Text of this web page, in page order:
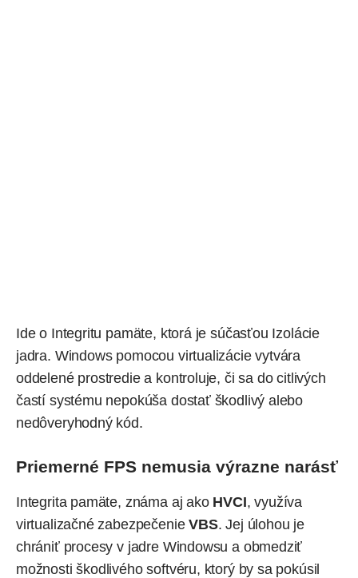
Ide o Integritu pamäte, ktorá je súčasťou Izolácie
jadra. Windows pomocou virtualizácie vytvára
oddelené prostredie a kontroluje, či sa do citlivých
častí systému nepokúša dostať škodlivý alebo
nedôveryhodný kód.
Priemerné FPS nemusia výrazne narásť
Integrita pamäte, známa aj ako HVCI, využíva
virtualizačné zabezpečenieVBS. Jej úlohou je
chrániť procesy v jadre Windowsu a obmedziť
možnosti škodlivého softvéru, ktorý by sa pokúsil